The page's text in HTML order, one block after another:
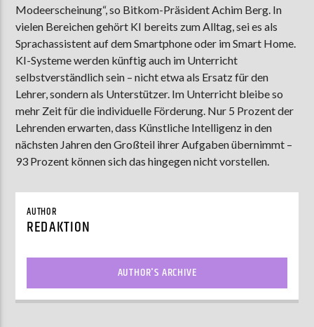
AKTUELLE SENDUNG
MOEBIUS
00:00 09:00
ZU HÖREN INMünster90,9 MHzSteinfurt103,9 MHz
Modeerscheinung“, so Bitkom-Präsident Achim Berg. In
vielen Bereichen gehört KI bereits zum Alltag, sei es als
Sprachassistent auf dem Smartphone oder im Smart Home.
KI-Systeme werden künftig auch im Unterricht
selbstverständlich sein – nicht etwa als Ersatz für den
Lehrer, sondern als Unterstützer. Im Unterricht bleibe so
mehr Zeit für die individuelle Förderung. Nur 5 Prozent der
Lehrenden erwarten, dass Künstliche Intelligenz in den
nächsten Jahren den Großteil ihrer Aufgaben übernimmt –
93 Prozent können sich das hingegen nicht vorstellen.
AUTHOR
REDAKTION
AUTHOR'S ARCHIVE